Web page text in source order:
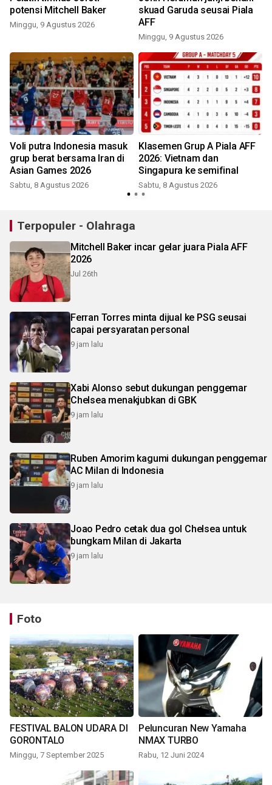
potensi Mitchell Baker
Minggu, 9 Agustus 2026
skuad Garuda seusai Piala
AFF
Minggu, 9 Agustus 2026
Voli putra Indonesia masuk
grup berat bersama Iran di
Asian Games 2026
Sabtu, 8 Agustus 2026
Klasemen Grup A Piala AFF
2026: Vietnam dan
Singapura ke semifinal
Sabtu, 8 Agustus 2026
Terpopuler - Olahraga
Mitchell Baker incar gelar juara Piala AFF
2026
Jul 26th
Ferran Torres minta dijual ke PSG seusai
capai persyaratan personal
9 jam lalu
Xabi Alonso sebut dukungan penggemar
Chelsea menakjubkan di GBK
9 jam lalu
Ruben Amorim kagumi dukungan penggemar
AC Milan di Indonesia
9 jam lalu
Joao Pedro cetak dua gol Chelsea untuk
bungkam Milan di Jakarta
9 jam lalu
Foto
FESTIVAL BALON UDARA DI
GORONTALO
Minggu, 7 September 2025
Peluncuran New Yamaha
NMAX TURBO
Rabu, 12 Juni 2024